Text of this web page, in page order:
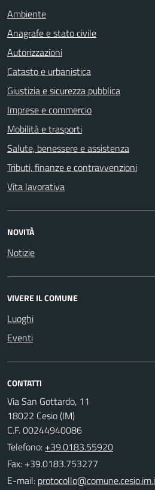
Ambiente
Anagrafe e stato civile
Autorizzazioni
Catasto e urbanistica
Giustizia e sicurezza pubblica
Imprese e commercio
Mobilità e trasporti
Salute, benessere e assistenza
Tributi, finanze e contravvenzioni
Vita lavorativa
NOVITÀ
Notizie
VIVERE IL COMUNE
Luoghi
Eventi
CONTATTI
Via San Gottardo, 11
18022 Cesio (IM)
C.F. 00244940086
Telefono: +39.0183.55920
Fax: +39.0183.753277
E-mail: